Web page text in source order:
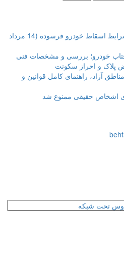
راهنمای کامل مراحل و شرایط اسقاط خودرو فرسوده (14 مرداد
و احراز سکونت
آزاد، راهنمای کامل قوانین و
حقیقی ممنوع شد
تحت شبکه